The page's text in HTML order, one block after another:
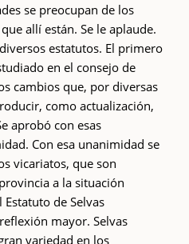
se preocupan de los
allí están. Se le aplaude.
estatutos. El primero
en el consejo de
cambios que, por diversas
como actualización,
aprobó con esas
Con esa unanimidad se
vicariatos, que son
a la situación
de Selvas
mayor. Selvas
variedad en los